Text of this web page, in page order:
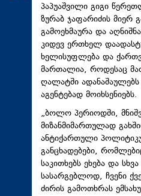
პაპუაშვილი გიგი
ზურაბ ჯაფარიძის მიერ
გამოეხმაურა და
კიდევ ერთხელ
ხელისუფლება და
მართალია, როდესაც
ღალატში
აგენტებად მოიხსენიებს.
„ბოლო პერიოდში,
მიზანმიმართულად
ანტიქართული
განცხადებები,
საკითხებს ეხება და
სასარგებლოდ, ჩვენი
ძირის გამოთხრას